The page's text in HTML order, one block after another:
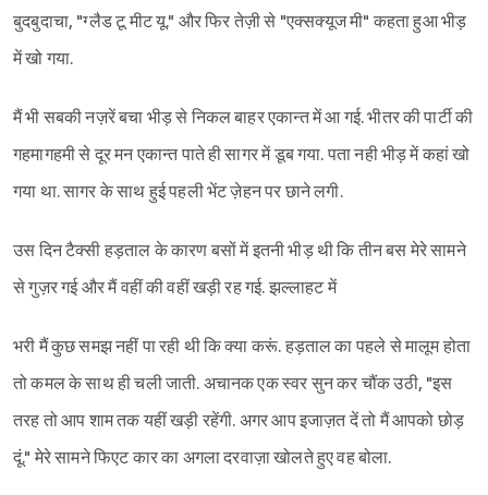
बुदबुदाचा, "ग्लैड टू मीट यू." और फिर तेज़ी से "एक्सक्यूज मी" कहता हुआ भीड़
में खो गया.
मैं भी सबकी नज़रें बचा भीड़ से निकल बाहर एकान्त में आ गई. भीतर की पार्टी की
गहमागहमी से दूर मन एकान्त पाते ही सागर में डूब गया. पता नही भीड़ में कहां खो
गया था. सागर के साथ हुई पहली भेंट ज़ेहन पर छाने लगी.
उस दिन टैक्सी हड़ताल के कारण बसों में इतनी भीड़ थी कि तीन बस मेरे सामने
से गुज़र गई और मैं वहीं की वहीं खड़ी रह गई. झल्लाहट में
भरी मैं कुछ समझ नहीं पा रही थी कि क्या करूं. हड़ताल का पहले से मालूम होता
तो कमल के साथ ही चली जाती. अचानक एक स्वर सुन कर चौंक उठी, "इस
तरह तो आप शाम तक यहीं खड़ी रहेंगी. अगर आप इजाज़त दें तो मैं आपको छोड़
दूं." मेरे सामने फिएट कार का अगला दरवाज़ा खोलते हुए वह बोला.